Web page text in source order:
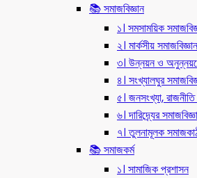
📚 সমাজবিজ্ঞান
১। সমসাময়িক
২। মার্কসীয় সমাজবিজ্ঞান
৩। উন্নয়ন ও
৪। সংখ্যালঘুর
৫। জনসংখ্যা,
৬। দারিদ্র্যের
৭। তুলনামূলক
📚 সমাজকর্ম
১। সামাজিক প্রশাসন